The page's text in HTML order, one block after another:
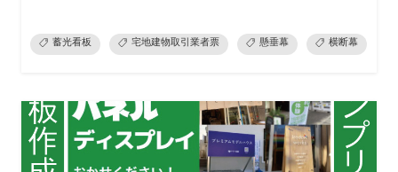
蓄光看板 宅地建物取引業者票 懸垂幕 横断幕